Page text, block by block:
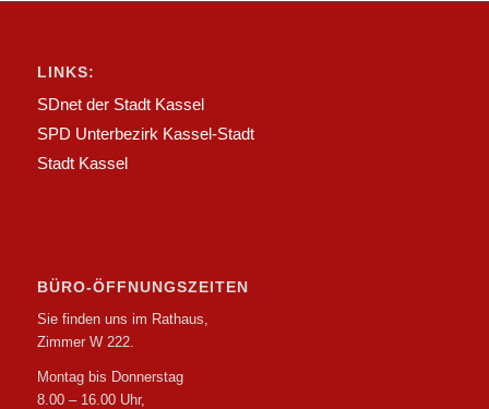
LINKS:
SDnet der Stadt Kassel
SPD Unterbezirk Kassel-Stadt
Stadt Kassel
BÜRO-ÖFFNUNGSZEITEN
Sie finden uns im Rathaus,
Zimmer W 222.
Montag bis Donnerstag
8.00 – 16.00 Uhr,